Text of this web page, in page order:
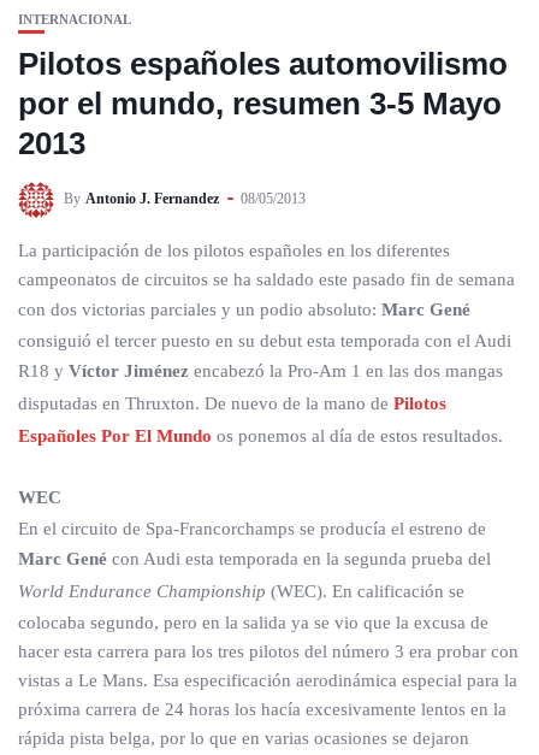
INTERNACIONAL
Pilotos españoles automovilismo
por el mundo, resumen 3-5 Mayo
2013
By Antonio J. Fernandez 08/05/2013
La participación de los pilotos españoles en los diferentes
campeonatos de circuitos se ha saldado este pasado fin de semana
con dos victorias parciales y un podio absoluto: Marc Gené
consiguió el tercer puesto en su debut esta temporada con el Audi
R18 y Víctor Jiménez encabezó la Pro-Am 1 en las dos mangas
disputadas en Thruxton. De nuevo de la mano de Pilotos
Españoles Por El Mundo os ponemos al día de estos resultados.
WEC
En el circuito de Spa-Francorchamps se producía el estreno de
Marc Gené con Audi esta temporada en la segunda prueba del
World Endurance Championship (WEC). En calificación se
colocaba segundo, pero en la salida ya se vio que la excusa de
hacer esta carrera para los tres pilotos del número 3 era probar con
vistas a Le Mans. Esa especificación aerodinámica especial para la
próxima carrera de 24 horas los hacía excesivamente lentos en la
rápida pista belga, por lo que en varias ocasiones se dejaron